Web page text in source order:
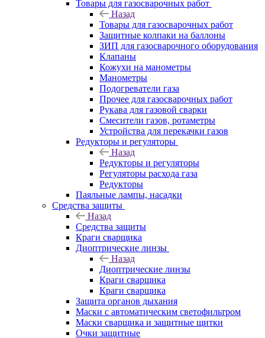
Товары для газосварочных работ
Назад
Товары для газосварочных работ
Защитные колпаки на баллоны
ЗИП для газосварочного оборудования
Клапаны
Кожухи на манометры
Манометры
Подогреватели газа
Прочее для газосварочных работ
Рукава для газовой сварки
Смесители газов, ротаметры
Устройства для перекачки газов
Редукторы и регуляторы
Назад
Редукторы и регуляторы
Регуляторы расхода газа
Редукторы
Паяльные лампы, насадки
Средства защиты
Назад
Средства защиты
Краги сварщика
Диоптрические линзы
Назад
Диоптрические линзы
Краги сварщика
Краги сварщика
Защита органов дыхания
Маски с автоматическим светофильтром
Маски сварщика и защитные щитки
Очки защитные